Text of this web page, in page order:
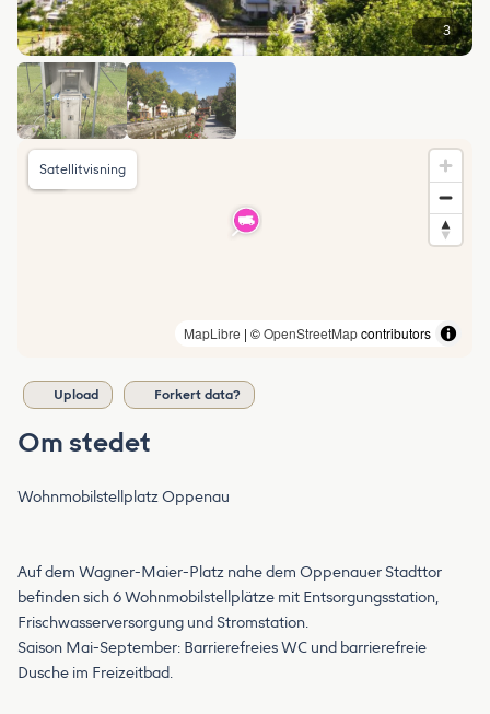
3
MapLibre | ©OpenStreetMapcontributors
Satellitvisning
Upload Forkert data?
Om stedet
Wohnmobilstellplatz Oppenau
Auf dem Wagner-Maier-Platz nahe dem Oppenauer Stadttor
befinden sich 6 Wohnmobilstellplätze mit Entsorgungsstation,
Frischwasserversorgung und Stromstation.
Saison Mai-September: Barrierefreies WC und barrierefreie
Dusche im Freizeitbad.